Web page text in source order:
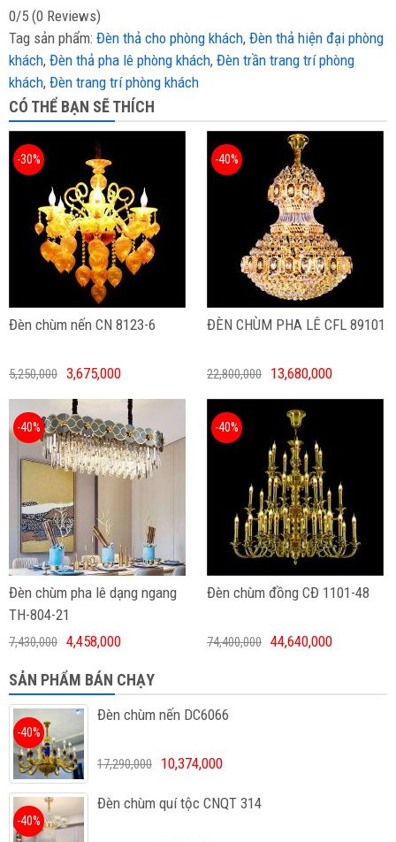
0/5 (0 Reviews)
Tag sản phẩm: Đèn thả cho phòng khách, Đèn thả hiện đại phòng
khách, Đèn thả pha lê phòng khách, Đèn trần trang trí phòng
khách, Đèn trang trí phòng khách
CÓ THỂ BẠN SẼ THÍCH
Đèn chùm nến CN 8123-6
-30%
5,250,000 3,675,000
ĐÈN CHÙM PHA LÊ CFL 89101
-40%
22,800,000 13,680,000
Đèn chùm pha lê dạng ngang
TH-804-21
-40%
7,430,000 4,458,000
Đèn chùm đồng CĐ 1101-48
-40%
74,400,000 44,640,000
SẢN PHẨM BÁN CHẠY
Đèn chùm nến DC6066
-40%
17,290,000 10,374,000
Đèn chùm quí tộc CNQT 314
-40%